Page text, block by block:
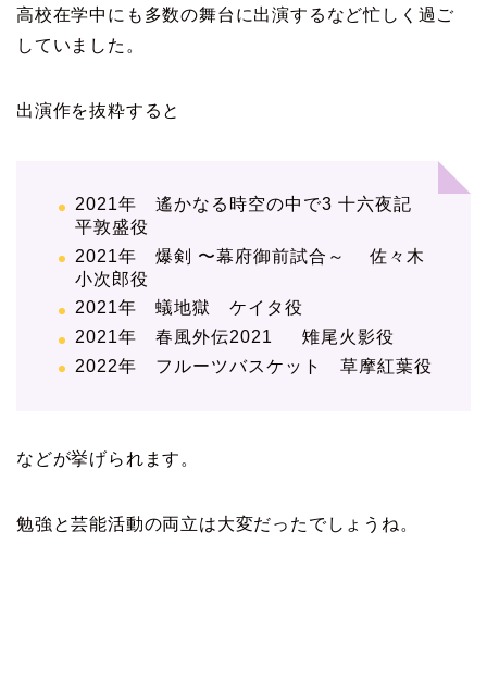
高校在学中にも多数の舞台に出演するなど忙しく過ご
していました。
出演作を抜粋すると
2021年 遙かなる時空の中で3 十六夜記
平敦盛役
2021年 爆剣 〜幕府御前試合～ 佐々木
小次郎役
2021年 蟻地獄 ケイタ役
2021年 春風外伝2021 雉尾火影役
2022年 フルーツバスケット 草摩紅葉役
などが挙げられます。
勉強と芸能活動の両立は大変だったでしょうね。